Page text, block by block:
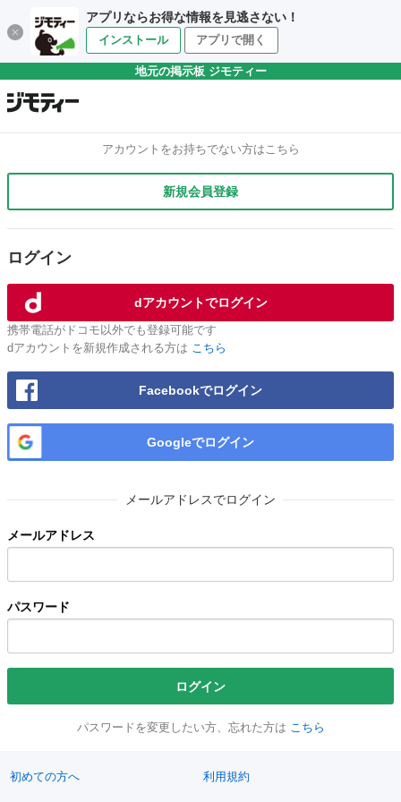
アプリならお得な情報を見逃さない！
インストール アプリで開く
地元の掲示板 ジモティー
アカウントをお持ちでない方はこちら
新規会員登録
ログイン
dアカウントでログイン
携帯電話がドコモ以外でも登録可能です
dアカウントを新規作成される方は こちら
Facebookでログイン
Googleでログイン
メールアドレスでログイン
メールアドレス
パスワード
ログイン
パスワードを変更したい方、忘れた方は こちら
初めての方へ 利用規約